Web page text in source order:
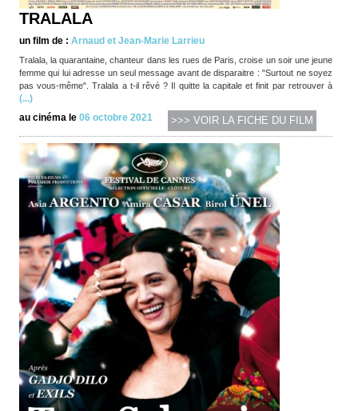
TRALALA
un film de : Arnaud et Jean-Marie Larrieu
Tralala, la quarantaine, chanteur dans les rues de Paris, croise un soir une jeune
femme qui lui adresse un seul message avant de disparaitre : "Surtout ne soyez
pas vous-même". Tralala a t-il rêvé ? Il quitte la capitale et finit par retrouver à
(...)
au cinéma le 06 octobre 2021 >>> VOIR LA FICHE DU FILM